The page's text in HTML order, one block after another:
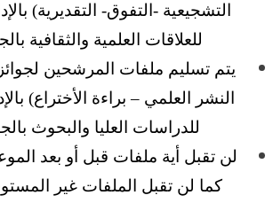
التشجيعية -التفوق- التقديرية)
للعلاقات العلمية والثقافية
يتم تسليم ملفات المرشحين
النشر العلمي – براءة الأختراع)
للدراسات العليا والبحوث
لن تقبل أية ملفات قبل أو بعد
كما لن تقبل الملفات غير